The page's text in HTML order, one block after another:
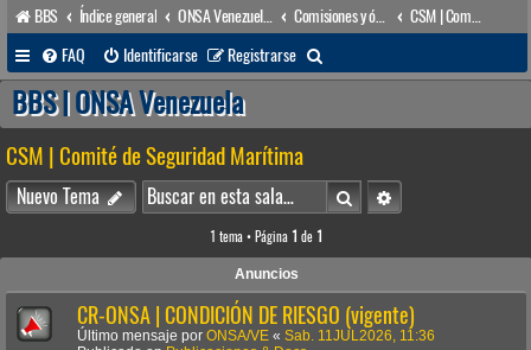
BBS Índice general Comisiones y órganos Asesores internos
FAQ
Identificarse Registrarse
u
a
r
BBS | ONSA Venezuela
CSM | Comité de Seguridad Marítima
Nuevo Tema BuscarBúsqueda avanzada
1 tema • Página 1 de 1
Anuncios
CR-ONSA | CONDICIÓN DE RIESGO (vigente)
Último mensaje por ONSA/VE « Sab. 11JUL2026, 11:36